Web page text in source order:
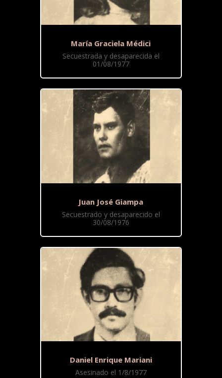
María Graciela Médici
Secuestrada y desaparecida el
01/08/1977
Juan José Giampa
Secuestrado y desaparecido el
30/08/1976
Daniel Enrique Mariani
Asesinado el 1/8/1977